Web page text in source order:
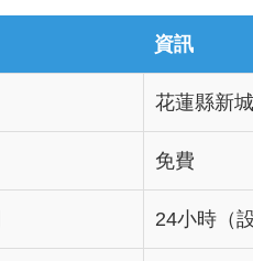
資訊
花蓮縣新
免費
24小時（